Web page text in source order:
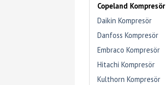
Copeland Kompresör
Daikin Kompresör
Danfoss Kompresör
Embraco Kompresör
Hitachi Kompresör
Kulthorn Kompresör